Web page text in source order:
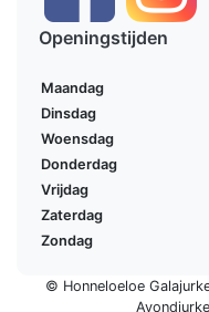
Openingstijden
Maandag
Dinsdag
Woensdag
Donderdag
Vrijdag
Zaterdag
Zondag
© Honneloeloe